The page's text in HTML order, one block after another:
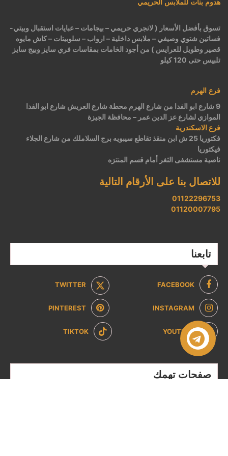
هدوم بنات للملابس الحريمي
تسوق بأفضل الأسعار ( لانجري حريمي – بيجامات – عبايات استقبال وبيتي-
فساتين شتوي وصيفي – ملابس داخلية – ارواب – سلوبيتات – كاش مايوه
قصير وطويل للعرايس ) من أجود الخامات بمقاسات فري سايز وبيج سايز
تلبيس حتى 120 كيلو
فرع الهرم
9 شارع ابو الفدا من شارع الهرم محطة شارع العريش شارع ابو الفدا
الموازي لشارع عز الدين عمر – محافظة الجيزة
فرع الاسكندرية
فكتوريا 25 ش ابن منقذ تقاطع سيبويه برج السلاملك من شارع الجلاء
فيكتوريا
ناصية مستشفى الثغر أمام قسم المنتزه
للاتصال بنا على الأرقام التالية
01122296753
01120007795
تابعنا
FACEBOOK
TWITTER
INSTAGRAM
PINTEREST
YOUTUBE
TIKTOK
صفحات تهمك